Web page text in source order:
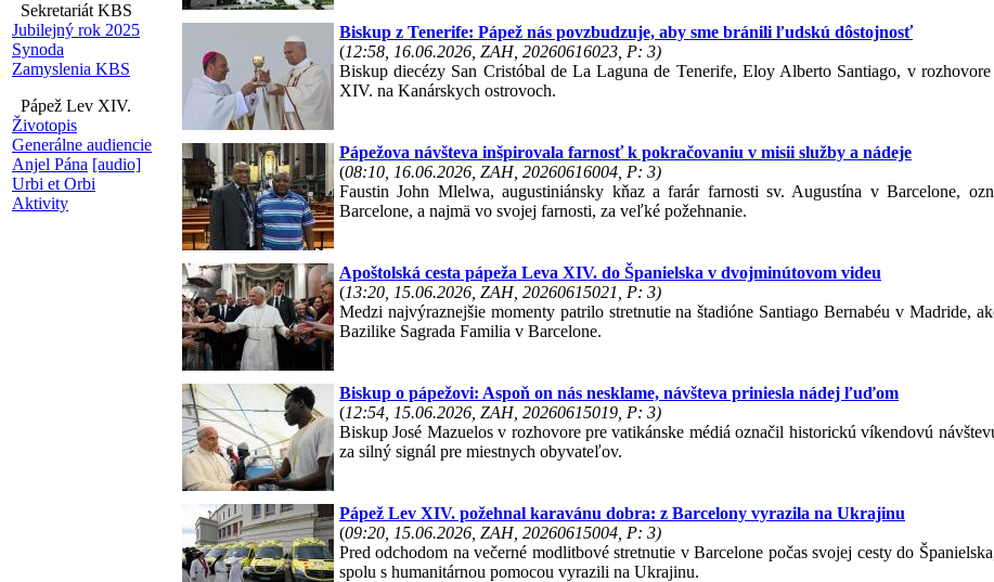
Sekretariát KBS
Jubilejný rok 2025
Synoda
Zamyslenia KBS
Pápež Lev XIV.
Životopis
Generálne audiencie
Anjel Pána [audio]
Urbi et Orbi
Aktivity
Biskup z Tenerife: Pápež nás povzbudzuje, aby sme bránili ľudskú dôstojnosť
(12:58, 16.06.2026, ZAH, 20260616023, P: 3)
Biskup diecézy San Cristóbal de La Laguna de Tenerife, Eloy Alberto Santiago, v
XIV. na Kanárskych ostrovoch.
Pápežova návšteva inšpirovala farnosť k pokračovaniu v misii služby a nádeje
(08:10, 16.06.2026, ZAH, 20260616004, P: 3)
Faustin John Mlelwa, augustiniánsky kňaz a farár farnosti sv. Augustína v Barcelone,
Barcelone, a najmä vo svojej farnosti, za veľké požehnanie.
Apoštolská cesta pápeža Leva XIV. do Španielska v dvojminútovom videu
(13:20, 15.06.2026, ZAH, 20260615021, P: 3)
Medzi najvýraznejšie momenty patrilo stretnutie na štadióne Santiago Bernabéu v Madride,
Bazilike Sagrada Familia v Barcelone.
Biskup o pápežovi: Aspoň on nás nesklame, návšteva priniesla nádej ľuďom
(12:54, 15.06.2026, ZAH, 20260615019, P: 3)
Biskup José Mazuelos v rozhovore pre vatikánske médiá označil historickú víkendovú
za silný signál pre miestnych obyvateľov.
Pápež Lev XIV. požehnal karavánu dobra: z Barcelony vyrazila na Ukrajinu
(09:20, 15.06.2026, ZAH, 20260615004, P: 3)
Pred odchodom na večerné modlitbové stretnutie v Barcelone počas svojej cesty do
spolu s humanitárnou pomocou vyrazili na Ukrajinu.